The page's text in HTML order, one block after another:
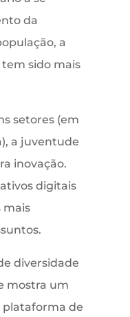
da
a
sido mais
setores (em
a juventude
inovação.
digitais
mais
diversidade
mostra um
plataforma de